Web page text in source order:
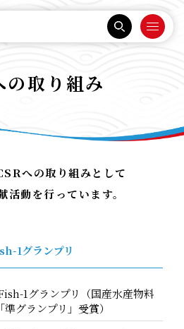
の取り組み
への取り組みとして
活動を行っています。
1グランプリ
1グランプリ（国産水産物料
グランプリ」受賞）